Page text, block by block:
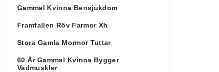
Gammal Kvinna Bensjukdom
Framfallen Röv Farmor Xh
Stora Gamla Mormor Tuttar
60 År Gammal Kvinna Bygger
Vadmuskler